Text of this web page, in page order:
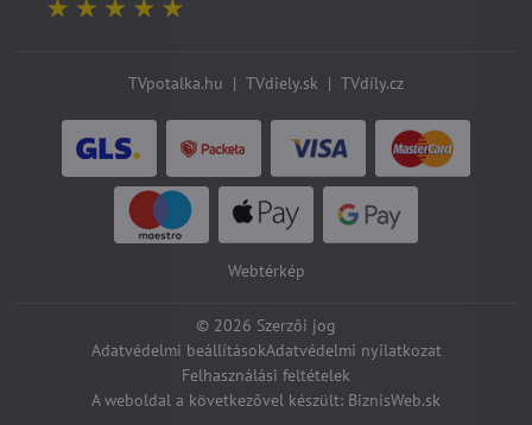
TVpotalka.hu | TVdiely.sk | TVdíly.cz
Webtérkép
© 2026 Szerzői jog
Adatvédelmi beállításokAdatvédelmi nyilatkozat
Felhasználási feltételek
A weboldal a következővel készült: BiznisWeb.sk